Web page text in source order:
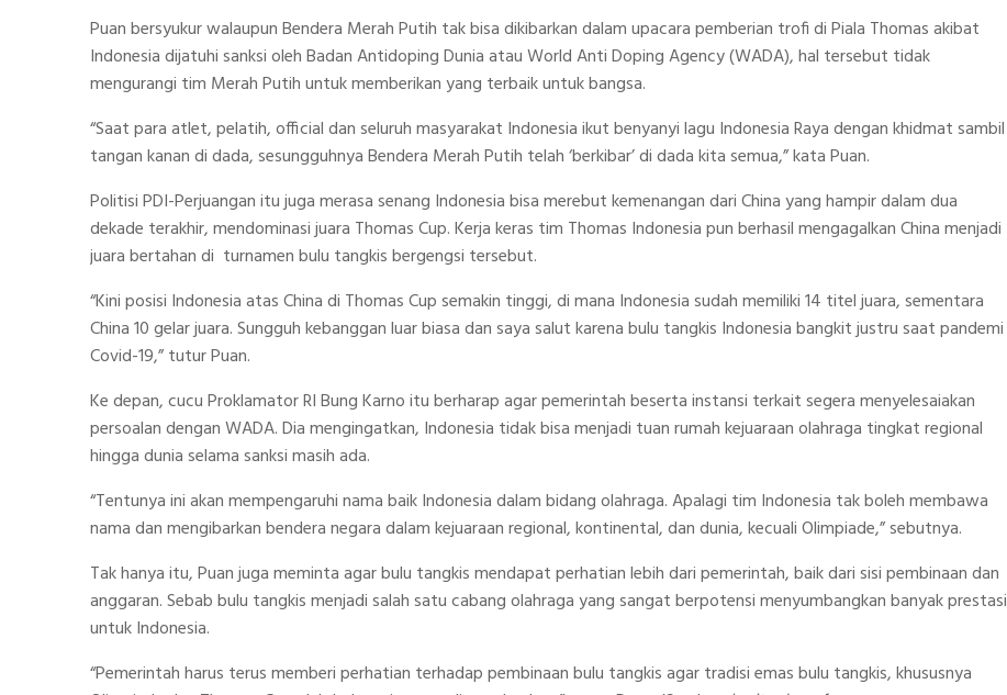
Puan bersyukur walaupun Bendera Merah Putih tak bisa dikibarkan dalam upacara pemberian trofi di Piala Thomas akibat
Indonesia dijatuhi sanksi oleh Badan Antidoping Dunia atau World Anti Doping Agency (WADA), hal tersebut tidak
mengurangi tim Merah Putih untuk memberikan yang terbaik untuk bangsa.
“Saat para atlet, pelatih, official dan seluruh masyarakat Indonesia ikut benyanyi lagu Indonesia Raya dengan khidmat sambil
tangan kanan di dada, sesungguhnya Bendera Merah Putih telah ‘berkibar’ di dada kita semua,” kata Puan.
Politisi PDI-Perjuangan itu juga merasa senang Indonesia bisa merebut kemenangan dari China yang hampir dalam dua
dekade terakhir, mendominasi juara Thomas Cup. Kerja keras tim Thomas Indonesia pun berhasil mengagalkan China menjadi
juara bertahan di turnamen bulu tangkis bergengsi tersebut.
“Kini posisi Indonesia atas China di Thomas Cup semakin tinggi, di mana Indonesia sudah memiliki 14 titel juara, sementara
China 10 gelar juara. Sungguh kebanggan luar biasa dan saya salut karena bulu tangkis Indonesia bangkit justru saat pandemi
Covid-19,” tutur Puan.
Ke depan, cucu Proklamator RI Bung Karno itu berharap agar pemerintah beserta instansi terkait segera menyelesaiakan
persoalan dengan WADA. Dia mengingatkan, Indonesia tidak bisa menjadi tuan rumah kejuaraan olahraga tingkat regional
hingga dunia selama sanksi masih ada.
“Tentunya ini akan mempengaruhi nama baik Indonesia dalam bidang olahraga. Apalagi tim Indonesia tak boleh membawa
nama dan mengibarkan bendera negara dalam kejuaraan regional, kontinental, dan dunia, kecuali Olimpiade,” sebutnya.
Tak hanya itu, Puan juga meminta agar bulu tangkis mendapat perhatian lebih dari pemerintah, baik dari sisi pembinaan dan
anggaran. Sebab bulu tangkis menjadi salah satu cabang olahraga yang sangat berpotensi menyumbangkan banyak prestasi
untuk Indonesia.
“Pemerintah harus terus memberi perhatian terhadap pembinaan bulu tangkis agar tradisi emas bulu tangkis, khususnya